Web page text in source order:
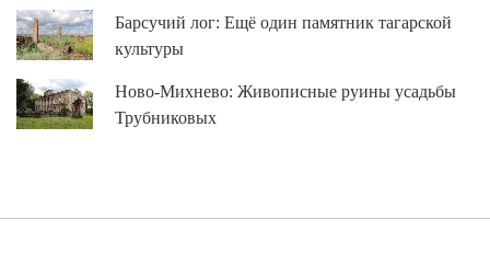
Барсучий лог: Ещё один памятник тагарской
культуры
Ново-Михнево: Живописные руины усадьбы
Трубниковых